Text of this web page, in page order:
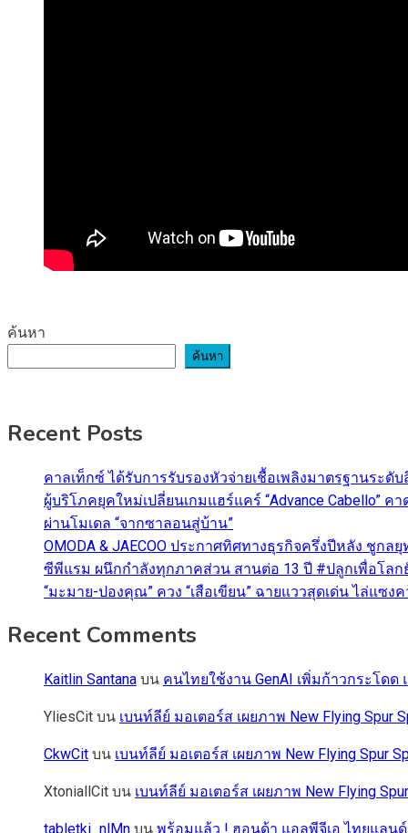
ค้นหา
ค้นหา
Recent Posts
คาลเท็กซ์ ได้รับการรับรองหัวจ่ายเชื้อเพลิงมาตรฐานร
ผู้บริโภคยุคใหม่เปลี่ยนเกมแฮร์แคร์ “Advance
ผ่านโมเดล “จากซาลอนสู่บ้าน”
OMODA & JAECOO ประกาศทิศทางธุรกิจครึ่งปีหลัง ชูกล
ซีพีแรม ผนึกกำลังทุกภาคส่วน สานต่อ 13 ปี #ปลูกเพื่อโลก
“มะมาย-ปองคุณ” ควง “เสือเขียน” ฉายแววสุดเด่น ไล่แ
Recent Comments
Kaitlin Santana บน คนไทยใช้งาน GenAI เพิ่มก้าวกระโด
YliesCit บน เบนท์ลีย์ มอเตอร์ส เผยภาพ New Flying
CkwCit บน เบนท์ลีย์ มอเตอร์ส เผยภาพ New Flying Spur
XtoniallCit บน เบนท์ลีย์ มอเตอร์ส เผยภาพ New Flying
tabletki_nlMn บน พร้อมแล้ว ! ฮอนด้า แอลพีจีเอ ไทยแลนด์